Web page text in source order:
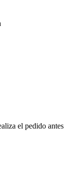
el pedido antes